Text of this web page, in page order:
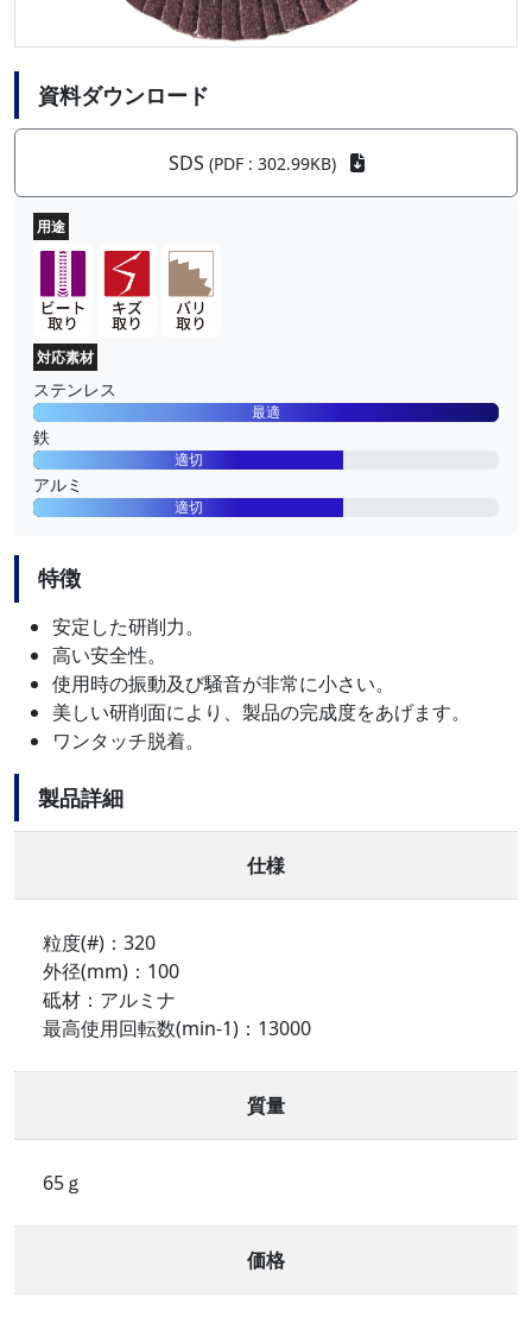
資料ダウンロード
SDS (PDF : 302.99KB)
用途
対応素材
ステンレス
最適
鉄
適切
アルミ
適切
特徴
安定した研削力。
高い安全性。
使用時の振動及び騒音が非常に小さい。
美しい研削面により、製品の完成度をあげます。
ワンタッチ脱着。
製品詳細
仕様
粒度(#)：320
外径(mm)：100
砥材：アルミナ
最高使用回転数(min-1)：13000
質量
65ｇ
価格